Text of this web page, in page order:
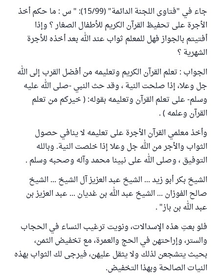
جاء في "فتاوى اللجنة الدائمة" (15/99): " س : ما حكم أخذ
الأجرة على تحفيظ القرآن الكريم للأطفال الصغار ؟ وإذا
أفتيتم بالجواز فهل للمعلم ثواب عند الله بعد أخذه للأجرة
الشهرية ؟
الجواب : تعلم القرآن الكريم وتعليمه من أفضل القرب إلى الله
جل وعلا، إذا صلحت النية ، وقد حث النبي -صلى الله عليه
وسلم- على تعلم القرآن وتعليمه بقوله: ( خيركم من تعلم
القرآن وعلمه ) .
وأخذ معلمي القرآن الأجرة على تعليمه لا ينافي حصول
الثواب والأجر من الله جل وعلا إذا خلصت النية. وبالله
التوفيق ، وصلى الله على نبينا محمد وآله وصحبه وسلم .
الشيخ بكر أبو زيد ... الشيخ عبد العزيز آل الشيخ ... الشيخ
صالح الفوزان ... الشيخ عبد الله بن غديان ... عبد العزيز بن
عبد الله بن باز" .
فلو بعتِ هذه الإسدالات، ونويت ترغيب النساء في الحجاب
والستر، وإراحتهن في الحج والعمرة، مع تخفيض الثمن،
بحيث يتشجعن لذلك ولا يثقل عليهن، فيرجى لك الثواب بهذه
النيات الصالحة وبهذا التخفيض.